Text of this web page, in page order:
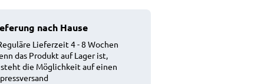
nach Hause
Lieferzeit 4 - 8 Wochen
das Produkt auf Lager ist,
die Möglichkeit auf einen